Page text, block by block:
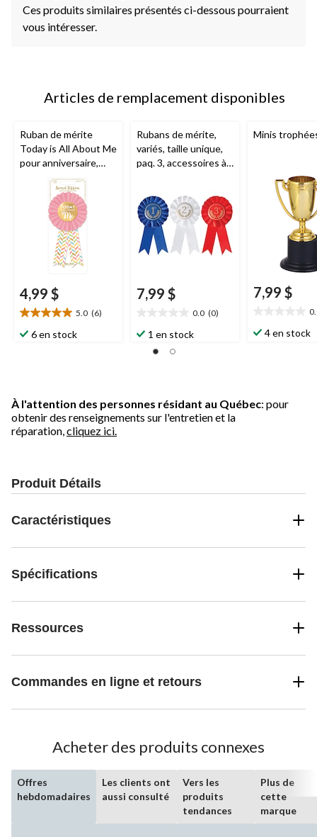
Ces produits similaires présentés ci-dessous pourraient
vous intéresser.
Articles de remplacement disponibles
Ruban de mérite
Today is All About Me
pour anniversaire,
rose/doré à chevrons,
taille unique,
accessoire portable
pour anniversaires
4,99 $
5.0 (6)
5.0
étoile(s)
6 en stock
Rubans de mérite,
variés, taille unique,
paq. 3, accessoires à
7,99 $
0.0 (0)
étoile(s)
1 en stock
Minis
7,99 $
étoile(s)
4 en stock
À l'attention des personnes résidant au Québec: pour
obtenir des renseignements sur l'entretien et la
réparation, cliquez ici.
Produit Détails
Caractéristiques
Spécifications
Ressources
Commandes en ligne et retours
Acheter des produits connexes
Offres
hebdomadaires
Les clients ont
aussi consulté
Vers les
produits
tendances
Plus de
cette
marque